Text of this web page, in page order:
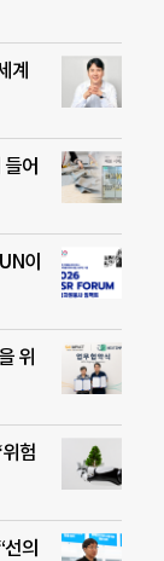
계
어
이
위
험
의